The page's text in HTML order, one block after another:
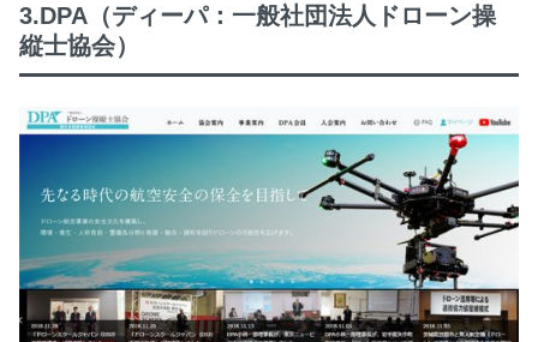
3.DPA（ディーパ：一般社団法人ドローン操
縦士協会）